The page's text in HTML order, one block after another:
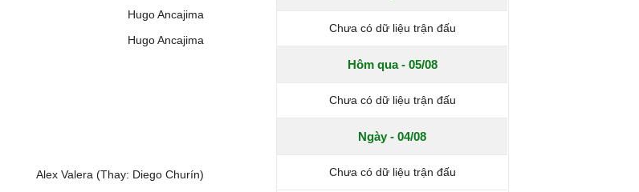
Hugo Ancajima
Hugo Ancajima
Alex Valera (Thay: Diego Churín)
Chưa có dữ liệu trận đấu
Hôm qua - 05/08
Chưa có dữ liệu trận đấu
Ngày - 04/08
Chưa có dữ liệu trận đấu